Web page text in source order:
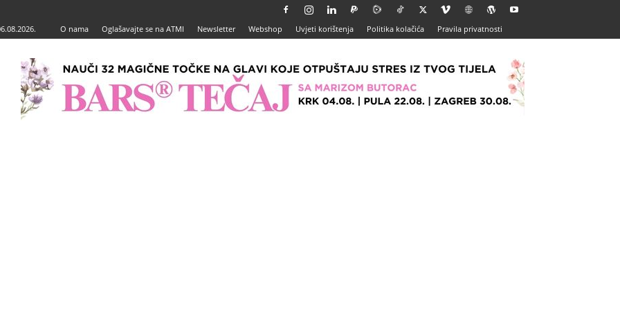
O nama Oglašavajte se na ATMI Newsletter Webshop Uvjeti korištenja Politika kolačića Pravila privatnosti